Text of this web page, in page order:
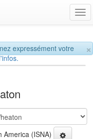
×
expressément votre
America (ISNA)